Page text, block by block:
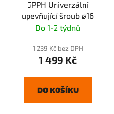
GPPH Univerzální
upevňující šroub ⌀16
Do 1-2 týdnů
1 239 Kč bez DPH
1 499 Kč
DO KOŠÍKU